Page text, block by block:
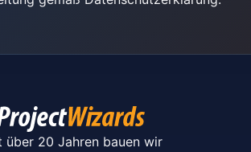
über 20 Jahren bauen wir